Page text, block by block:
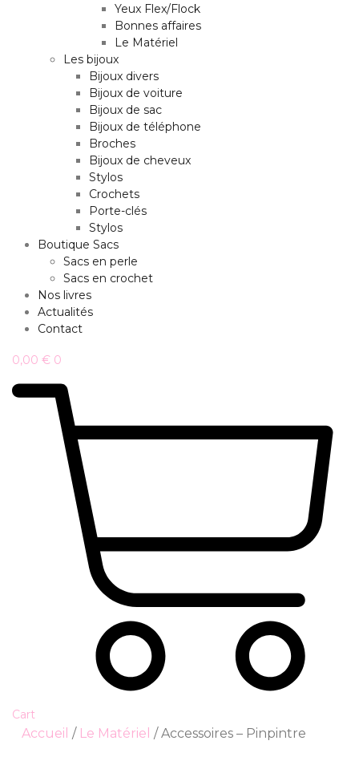
Yeux Flex/Flock
Bonnes affaires
Le Matériel
Les bijoux
Bijoux divers
Bijoux de voiture
Bijoux de sac
Bijoux de téléphone
Broches
Bijoux de cheveux
Stylos
Crochets
Porte-clés
Stylos
Boutique Sacs
Sacs en perle
Sacs en crochet
Nos livres
Actualités
Contact
0,00 € 0
Cart
Accueil / Le Matériel / Accessoires – Pinpintre